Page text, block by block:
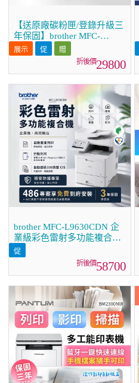
【送原廠碳粉匣/登錄升級三
年保固】brother MFC-
L5710DN 商用黑白高速雷射
複合機 (列印/影印/掃描/傳
29800
brother MFC-L9630CDN 企
業級彩色雷射多功能複合機
(傳真/列印/掃描/複印)
58700